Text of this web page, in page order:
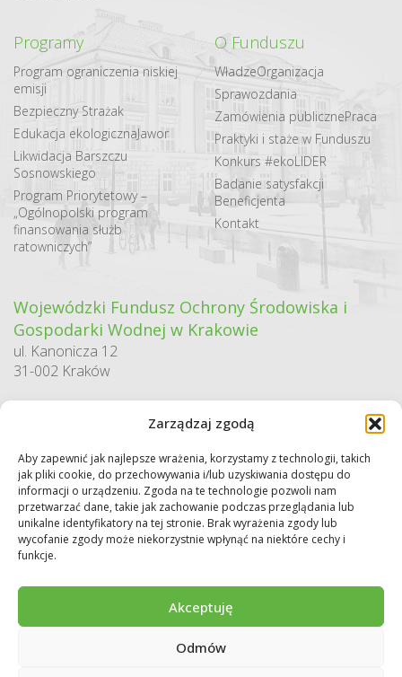
Zarządzaj zgodą
Aby zapewnić jak najlepsze wrażenia, korzystamy z technologii, takich
jak pliki cookie, do przechowywania i/lub uzyskiwania dostępu do
informacji o urządzeniu. Zgoda na te technologie pozwoli nam
przetwarzać dane, takie jak zachowanie podczas przeglądania lub
unikalne identyfikatory na tej stronie. Brak wyrażenia zgody lub
wycofanie zgody może niekorzystnie wpłynąć na niektóre cechy i
funkcje.
Akceptuję
Odmów
Programy
Program ograniczenia niskiej
emisji
Bezpieczny Strażak
Edukacja ekologicznaJawor
Likwidacja Barszczu
Sosnowskiego
Program Priorytetowy –
„Ogólnopolski program
finansowania służb
ratowniczych”
O Funduszu
WładzeOrganizacja
Sprawozdania
Zamówienia publicznePraca
Praktyki i staże w Funduszu
Konkurs #ekoLIDER
Badanie satysfakcji
Beneficjenta
Kontakt
Wojewódzki Fundusz Ochrony Środowiska i
Gospodarki Wodnej w Krakowie
ul. Kanonicza 12
31-002 Kraków
Sekretariat / Dziennik podawczy
tel.: 12 422 94 90
e-mail:biuro@wfos.krakow.pl
Copyright © 2026 WFOŚiGW w Krakowie. Wszystkie prawa zastrzeżone.